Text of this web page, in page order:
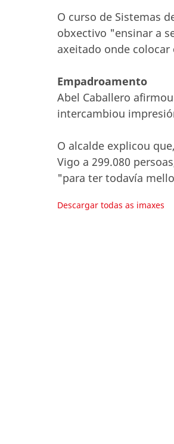
O curso de Sistemas
obxectivo "ensinar a
axeitado onde
Empadroamento
Abel Caballero
intercambiou
O alcalde explicou
Vigo a 299.080
"para ter todavía
Descargar todas as imaxes